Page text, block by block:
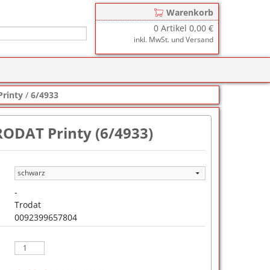
Warenkorb
0Artikel 0,00 €
inkl. MwSt. und Versand
für COLOP Printer
für COLOP Heavy Duty
für TRODAT Printy
für TRODAT Professional
III
Stempelkissen196
Stempelfarbe
/6/4933
Printy (6/4933)
-
Trodat
0092399657804